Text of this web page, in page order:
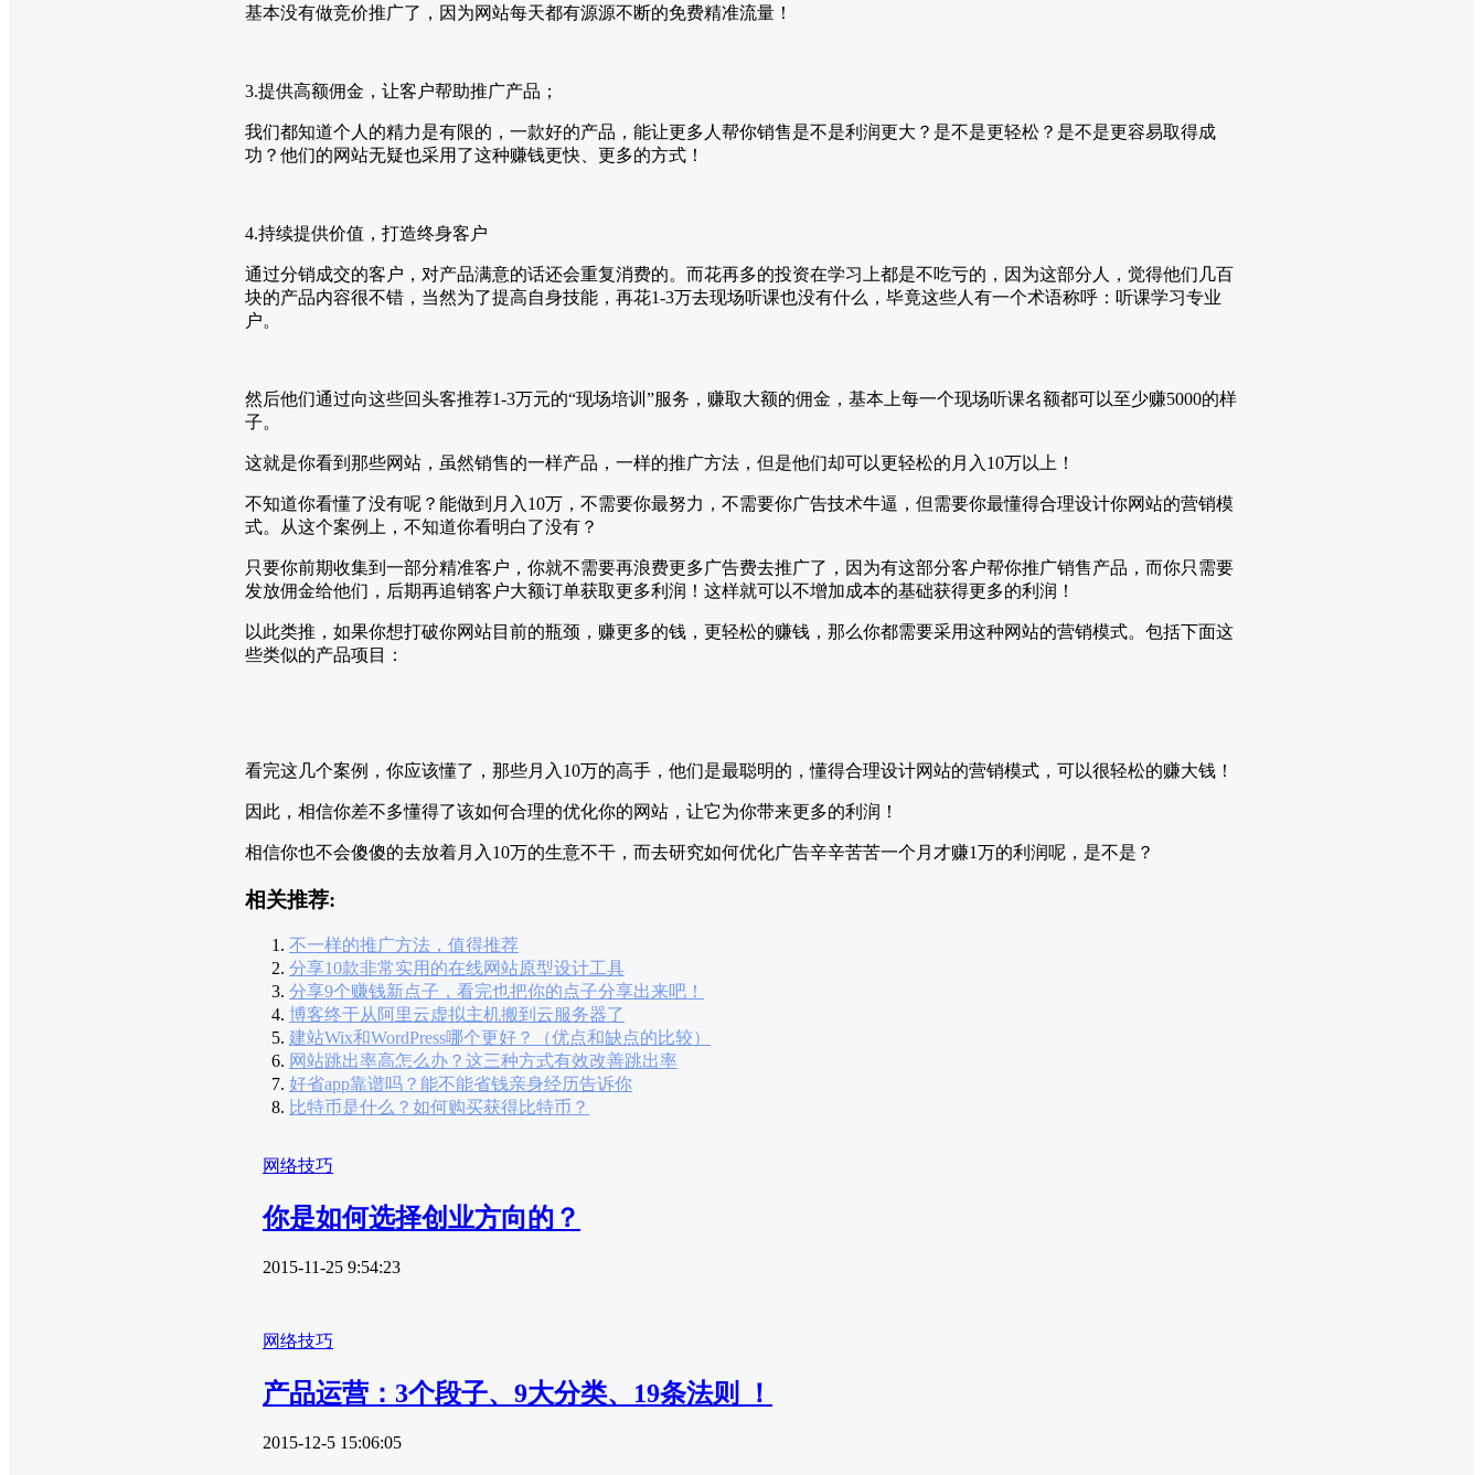
基本没有做竞价推广了，因为网站每天都有源源不断的免费精准流量！
3.提供高额佣金，让客户帮助推广产品；
我们都知道个人的精力是有限的，一款好的产品，能让更多人帮你销售是不是利润更大？是不是更轻松？是不是更容易取得成
功？他们的网站无疑也采用了这种赚钱更快、更多的方式！
4.持续提供价值，打造终身客户
通过分销成交的客户，对产品满意的话还会重复消费的。而花再多的投资在学习上都是不吃亏的，因为这部分人，觉得他们几百
块的产品内容很不错，当然为了提高自身技能，再花1-3万去现场听课也没有什么，毕竟这些人有一个术语称呼：听课学习专业
户。
然后他们通过向这些回头客推荐1-3万元的“现场培训”服务，赚取大额的佣金，基本上每一个现场听课名额都可以至少赚5000的样
子。
这就是你看到那些网站，虽然销售的一样产品，一样的推广方法，但是他们却可以更轻松的月入10万以上！
不知道你看懂了没有呢？能做到月入10万，不需要你最努力，不需要你广告技术牛逼，但需要你最懂得合理设计你网站的营销模
式。从这个案例上，不知道你看明白了没有？
只要你前期收集到一部分精准客户，你就不需要再浪费更多广告费去推广了，因为有这部分客户帮你推广销售产品，而你只需要
发放佣金给他们，后期再追销客户大额订单获取更多利润！这样就可以不增加成本的基础获得更多的利润！
以此类推，如果你想打破你网站目前的瓶颈，赚更多的钱，更轻松的赚钱，那么你都需要采用这种网站的营销模式。包括下面这
些类似的产品项目：
看完这几个案例，你应该懂了，那些月入10万的高手，他们是最聪明的，懂得合理设计网站的营销模式，可以很轻松的赚大钱！
因此，相信你差不多懂得了该如何合理的优化你的网站，让它为你带来更多的利润！
相信你也不会傻傻的去放着月入10万的生意不干，而去研究如何优化广告辛辛苦苦一个月才赚1万的利润呢，是不是？
相关推荐:
不一样的推广方法，值得推荐
分享10款非常实用的在线网站原型设计工具
分享9个赚钱新点子，看完也把你的点子分享出来吧！
博客终于从阿里云虚拟主机搬到云服务器了
建站Wix和WordPress哪个更好？（优点和缺点的比较）
网站跳出率高怎么办？这三种方式有效改善跳出率
好省app靠谱吗？能不能省钱亲身经历告诉你
比特币是什么？如何购买获得比特币？
网络技巧
你是如何选择创业方向的？
2015-11-25 9:54:23
网络技巧
产品运营：3个段子、9大分类、19条法则 ！
2015-12-5 15:06:05